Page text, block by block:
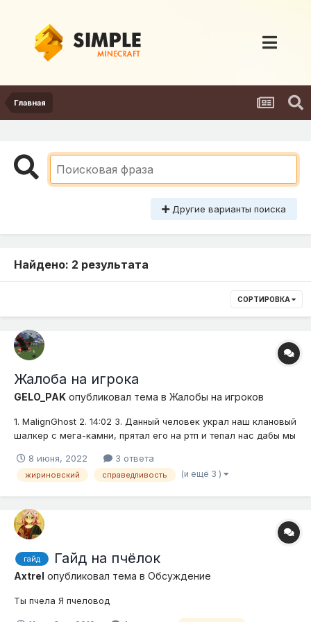
Главная
Другие варианты поиска
Найдено: 2 результата
СОРТИРОВКА
Жалоба на игрока
GELO_PAK опубликовал тема в Жалобы на игроков
1. MalignGhost 2. 14:02 3. Данный человек украл наш клановый
шалкер с мега-камни, прятал его на ртп и тепал нас дабы мы
что он его просто скинул у нас на хоме, но его досихпор не
было найдено. Скорее всего очисткой он был удален. Н...
8 июня, 2022 3 ответа
жириновский справедливость (и ещё 3 )
гайд Гайд на пчёлок
Axtrel опубликовал тема в Обсуждение
Ты пчела Я пчеловод